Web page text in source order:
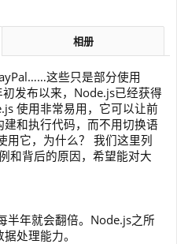
相册
这些只是部分使用
发布以来，Node.js已经获得
使用非常易用，它可以让前
和执行代码，而不用切换语
用它，为什么？ 我们这里列
和背后的原因，希望能对大
半年就会翻倍。Node.js之所
处理能力。